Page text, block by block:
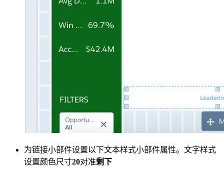
为链接小部件设置以下文本样式小部件属性。文字样式
设置颜色尺寸20对准剩下